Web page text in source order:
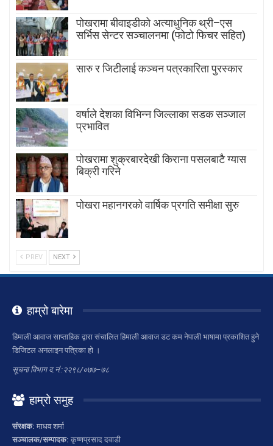
पोखरामा बीवाइडीको अत्याधुनिक थ्री–एस
सर्भिस सेन्टर सञ्चालनमा (फोटो फिचर सहित)
सारु र जिटीलाई कञ्चन पत्रकारिता पुरस्कार
वर्षाले देशका विभिन्न जिल्लाका सडक सञ्जाल
प्रभावित
पोखरामा शुक्रबारदेखी किराना पसलबाटै ग्यास
बिक्री गरिने
पोखरा महानगरको वार्षिक प्रगति समीक्षा सुरु
PREV NEXT
हाम्रो बारेमा
हिमाली आवाज साप्ताहिक द्वारा संचालित हिमाली आवाज डट कम नेपाली भाषामा प्रकाशित हुने
डिजिटल अनलाइन पत्रिका हो ।
सूचना विभाग द.नं.:२२९८/०७७–७८
हाम्रो समुह
संरक्षक: माधव शर्मा
सञ्चालक/सम्पादक: कृष्णप्रसाद दवाडी